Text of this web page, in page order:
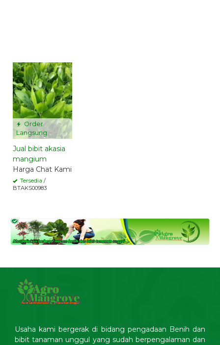
Order
Langsung
Jual bibit akasia
mangium
Harga Chat Kami
Tersedia /
BTAKS00983
Usaha kami bergerak di bidang pengadaan Benih dan
bibit tanaman unggul yang sudah berpengalaman dan